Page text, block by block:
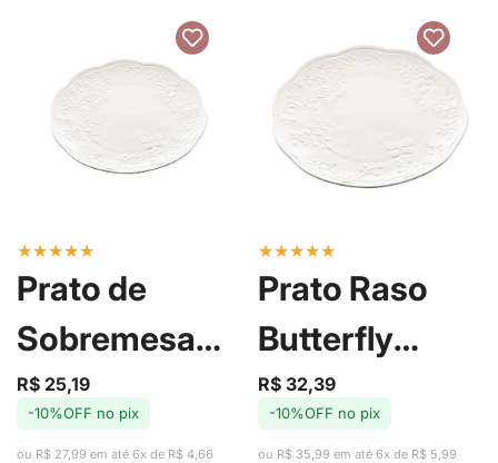
★★★★★
Prato de
Sobremesa
Butterfly
Flower de
Preço
de
R$ 25,19
Preço
regular
-10%OFF no pix
ou R$ 27,99 em até 6x de R$ 4,66
★★★★★
Prato Raso
Butterfly
Flower de
Porcelana
Preço
de
R$ 32,39
Preço
regular
-10%OFF no pix
ou R$ 35,99 em até 6x de R$ 5,99